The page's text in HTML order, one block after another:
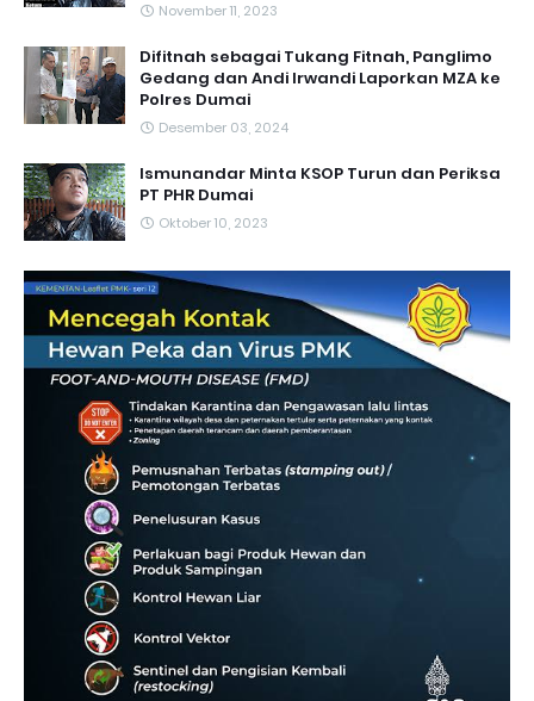
November 11, 2023
Difitnah sebagai Tukang Fitnah, Panglimo
Gedang dan Andi Irwandi Laporkan MZA ke
Polres Dumai
Desember 03, 2024
Ismunandar Minta KSOP Turun dan Periksa
PT PHR Dumai
Oktober 10, 2023